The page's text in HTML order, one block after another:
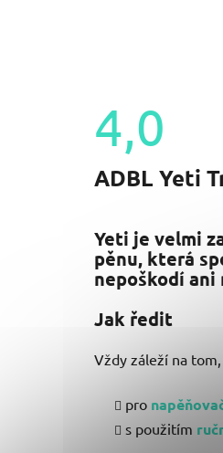
4,0
Průměrné
hodnocení
produktu
z
5
hvězdiček.
ADBL Yeti
Yeti je velmi
pěnu, která
nepoškodí ani
Jak ředit
Vždy záleží na
pro
s použitím